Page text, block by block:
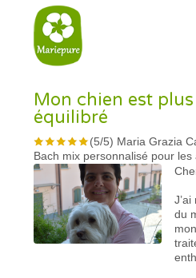
Mon chien est
équilibré
(5/5) Maria Grazia
Bach mix personnalisé pour les
du